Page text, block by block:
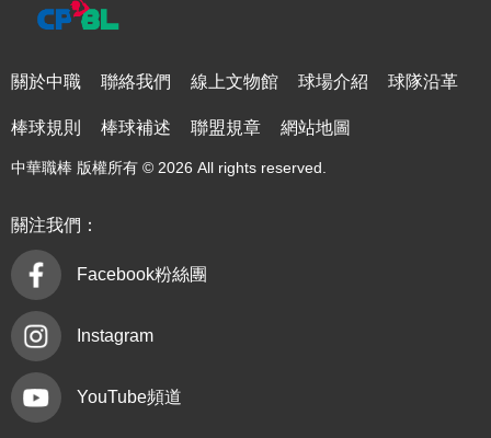
關於中職 聯絡我們 線上文物館 球場介紹 球隊沿革
棒球規則 棒球補述 聯盟規章 網站地圖
中華職棒 版權所有 © 2026 All rights reserved.
關注我們：
Facebook粉絲團
Instagram
YouTube頻道